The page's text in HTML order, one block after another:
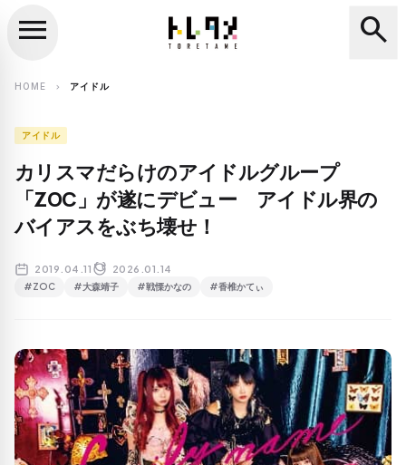
search
menu search
HOME chevron_right アイドル
アイドル
カリスマだらけのアイドルグループ
「ZOC」が遂にデビュー アイドル界の
バイアスをぶち壊せ！
2019.04.11 2026.01.14
#ZOC #大森靖子 #戦慄かなの #香椎かてぃ